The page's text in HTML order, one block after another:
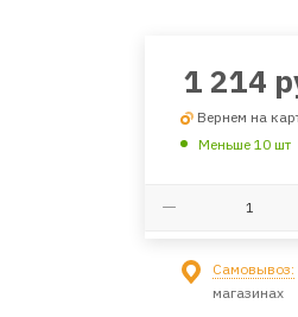
1 214
Вернем на
Меньше 10 шт
Самовывоз:
магазинах